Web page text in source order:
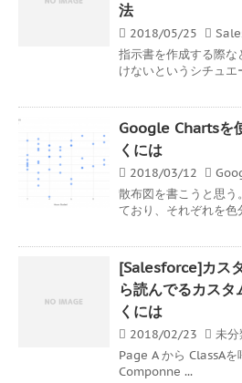
法
2018/05/25
指示書を作成する際
けないというシチュエ
Google Chartsを
くには
2018/03/12
散布図を書こうと思
ており、それぞれを色
[Salesforce]カス
ら読んでるカス
くには
2018/02/23
未分
Page A から ClassA
Componne ...